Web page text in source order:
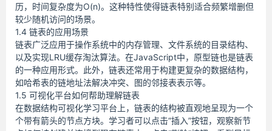
历，时间复杂度为O(n)。这种特性使得链表特别适合频繁增删但
较少随机访问的场景。
1.4 链表的应用场景
链表广泛应用于操作系统中的内存管理、文件系统的目录结构、
以及实现LRU缓存淘汰算法。在JavaScript中，原型链也是链表
的一种应用形式。此外，链表还常用于构建更复杂的数据结构，
如哈希表的链地址法解决冲突、图的邻接表表示等。
1.5 可视化平台如何帮助理解链表
在数据结构可视化学习平台上，链表的结构被直观地呈现为一个
个带有箭头的节点方块。学习者可以点击“插入”按钮，观察新节